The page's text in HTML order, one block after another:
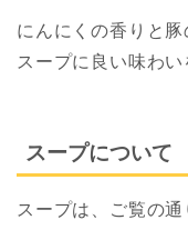
にんにくの香りと
スープに良い味わい
スープについて
スープは、ご覧の